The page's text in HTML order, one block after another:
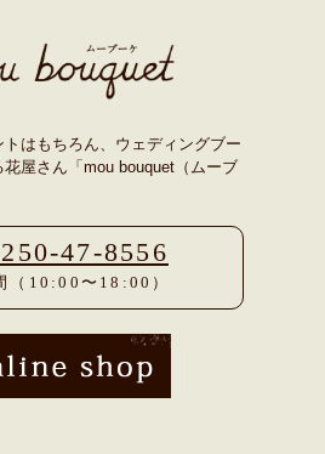
はもちろん、ウェディングブー
屋さん「mou bouquet（ムーブ
47-8556
（10:00〜18:00）